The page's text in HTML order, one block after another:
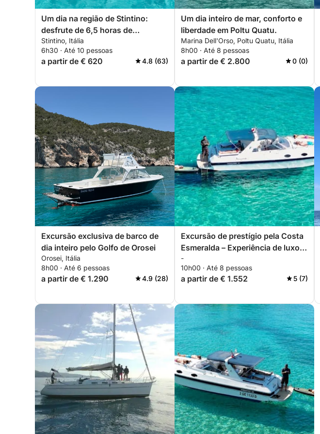
Um dia na região de Stintino:
desfrute de 6,5 horas de
exploração a bordo de uma
lancha de 14 metros.
Stintino, Itália
6h30 · Até 10 pessoas
a partir de € 620 4.8 (63)
Um dia inteiro de mar, conforto e
liberdade em Poltu Quatu.
Marina Dell'Orso, Poltu Quatu, Itália
8h00 · Até 8 pessoas
a partir de € 2.800 0 (0)
Excursão exclusiva de barco de
dia inteiro pelo Golfo de Orosei
Orosei, Itália
8h00 · Até 6 pessoas
a partir de € 1.290 4.9 (28)
Excursão de prestígio pela Costa
Esmeralda – Experiência de luxo
em Mortorio
-
10h00 · Até 8 pessoas
a partir de € 1.552 5 (7)